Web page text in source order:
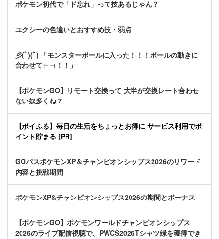
ポケモン初代で「ド忘れ」って技あるじゃん？
ユクシーの色違いとおすすめ技・弱点
彡(ﾟ)(ﾟ) 「モンスターボールに入った！！！ボールの動きに
合わせて←→！！」
【ポケモンGO】リモート交換って 大半が交換レート合わせ
ない奴多くね？
【ポイふる】毎日の生活をちょっとお得に サービス利用でポ
イント貯まる [PR]
GOパスポケモンXP＆チャンピオンシップス2026のリワード
内容と挑戦期間
ポケモンXP&チャンピオンシップス2026の期間とボーナス
【ポケモンGO】ポケモンワールドチャンピオンシップス
2026のライブ配信視聴で、PWCS2026Tシャツ緑を獲得でき